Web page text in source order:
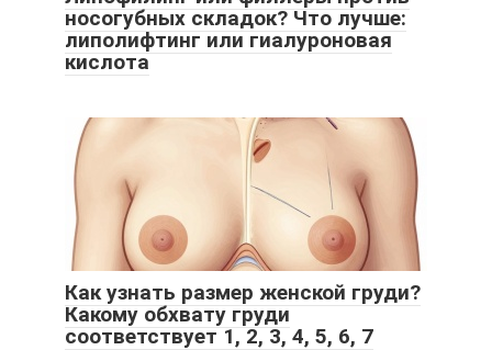
носогубных складок? Что лучше:
липолифтинг или гиалуроновая
кислота
Как узнать размер женской груди?
Какому обхвату груди
соответствует 1, 2, 3, 4, 5, 6, 7